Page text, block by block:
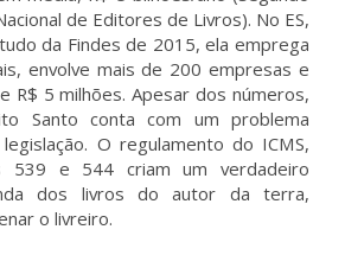
de Editores de Livros). No ES,
da Findes de 2015, ela emprega
envolve mais de 200 empresas e
R$ 5 milhões. Apesar dos números,
Santo conta com um problema
O regulamento do ICMS,
539 e 544 criam um verdadeiro
dos livros do autor da terra,
o livreiro.